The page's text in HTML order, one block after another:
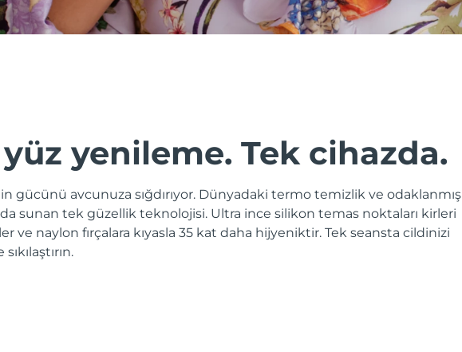
yenileme. Tek cihazda.
gücünü avcunuza sığdırıyor. Dünyadaki termo temizlik ve odaklanmış
sunan tek güzellik teknolojisi. Ultra ince silikon temas noktaları kirleri
ve naylon fırçalara kıyasla 35 kat daha hijyeniktir. Tek seansta cildinizi